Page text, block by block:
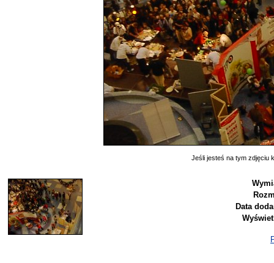
Jeśli jesteś na tym zdjęciu
Data